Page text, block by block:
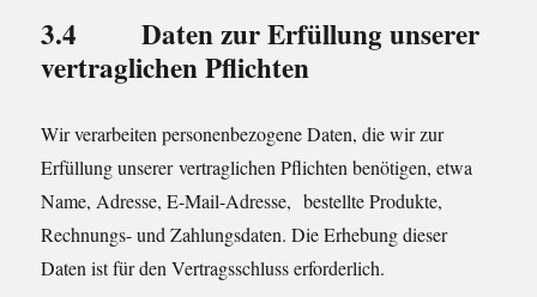
3.4 Daten zur Erfüllung unserer
vertraglichen Pflichten
Wir verarbeiten personenbezogene Daten, die wir zur
Erfüllung unserer vertraglichen Pflichten benötigen, etwa
Name, Adresse, E-Mail-Adresse, bestellte Produkte,
Rechnungs- und Zahlungsdaten. Die Erhebung dieser
Daten ist für den Vertragsschluss erforderlich.